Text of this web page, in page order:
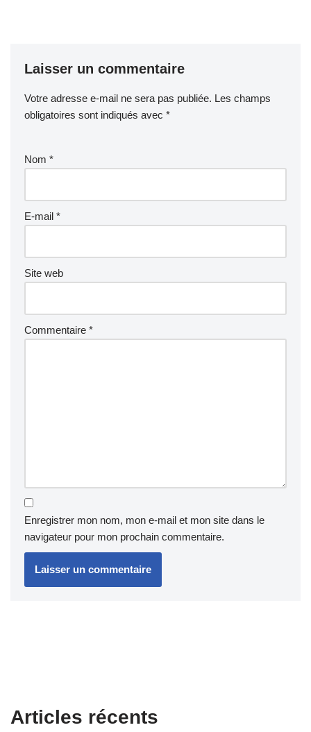
Laisser un commentaire
Votre adresse e-mail ne sera pas publiée. Les champs
obligatoires sont indiqués avec *
Nom *
E-mail *
Site web
Commentaire *
Enregistrer mon nom, mon e-mail et mon site dans le
navigateur pour mon prochain commentaire.
Articles récents